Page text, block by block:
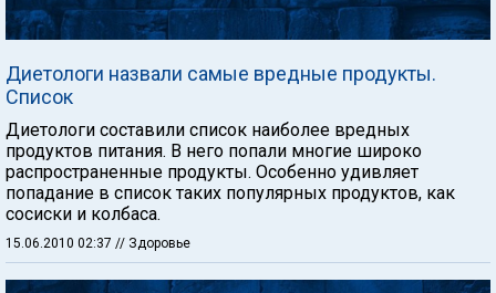
Диетологи назвали самые вредные продукты.
Список
Диетологи составили список наиболее вредных
продуктов питания. В него попали многие широко
распространенные продукты. Особенно удивляет
попадание в список таких популярных продуктов, как
сосиски и колбаса.
15.06.2010 02:37 // Здоровье